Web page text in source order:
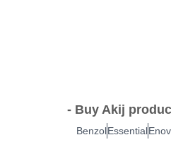
- Buy Akij
BenzolEssential